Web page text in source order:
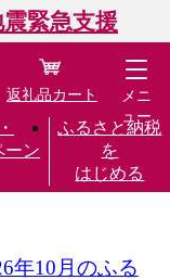
震緊急支援
ーン
ふるさと納税
を
はじめる
返礼品カート
メニ
ュー
年10月のふる